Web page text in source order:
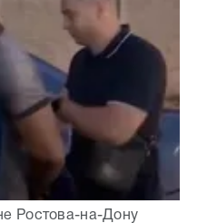
Ростова-на-Дону